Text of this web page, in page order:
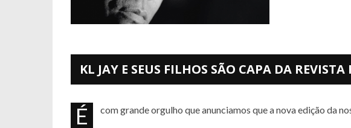
KL JAY E SEUS FILHOS SÃO CAPA DA
É com grande orgulho que anunciamos que a nova edição da